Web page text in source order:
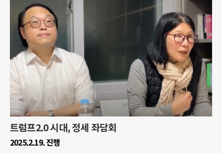
트럼프2.0 시대, 정세 좌담회
2025.2.19. 진행